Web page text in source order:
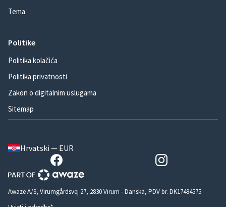
Tema
Politike
Politika kolačića
Politika privatnosti
Zakon o digitalnim uslugama
Sitemap
Hrvatski — EUR
Awaze A/S, Virumgårdsvej 27, 2830 Virum - Danska, PDV br. DK17484575